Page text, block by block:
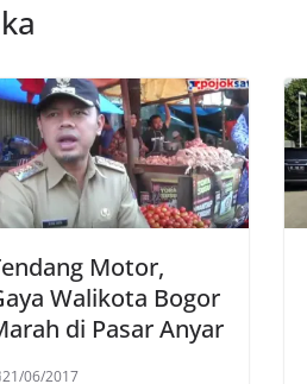
Motor,
Walikota Bogor
di Pasar Anyar
21/06/2017